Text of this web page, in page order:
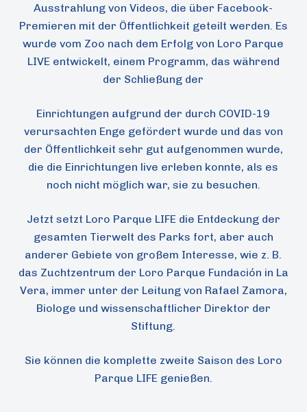
Ausstrahlung von Videos, die über Facebook-
Premieren mit der Öffentlichkeit geteilt werden. Es
wurde vom Zoo nach dem Erfolg von Loro Parque
LIVE entwickelt, einem Programm, das während
der Schließung der
Einrichtungen aufgrund der durch COVID-19
verursachten Enge gefördert wurde und das von
der Öffentlichkeit sehr gut aufgenommen wurde,
die die Einrichtungen live erleben konnte, als es
noch nicht möglich war, sie zu besuchen.
Jetzt setzt Loro Parque LIFE die Entdeckung der
gesamten Tierwelt des Parks fort, aber auch
anderer Gebiete von großem Interesse, wie z. B.
das Zuchtzentrum der Loro Parque Fundación in La
Vera, immer unter der Leitung von Rafael Zamora,
Biologe und wissenschaftlicher Direktor der
Stiftung.
Sie können die komplette zweite Saison des Loro
Parque LIFEgenießen.